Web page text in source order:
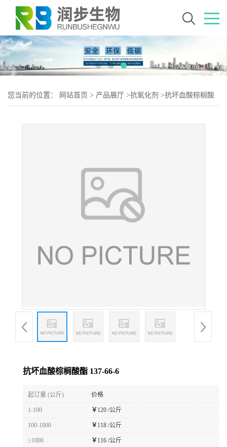
您当前的位置： 网站首页 > 产品展厅 >抗氧化剂 >抗坏血酸棕榈酸
抗坏血酸棕榈酸酯 137-66-6
起订量 (公斤) 价格
1-100 ￥120 /公斤
100-1000 ￥118 /公斤
≥1000 ￥116 /公斤